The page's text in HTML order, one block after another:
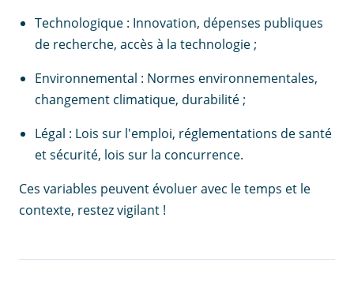
Technologique : Innovation, dépenses publiques
de recherche, accès à la technologie ;
Environnemental : Normes environnementales,
changement climatique, durabilité ;
Légal : Lois sur l'emploi, réglementations de santé
et sécurité, lois sur la concurrence.
Ces variables peuvent évoluer avec le temps et le
contexte, restez vigilant !